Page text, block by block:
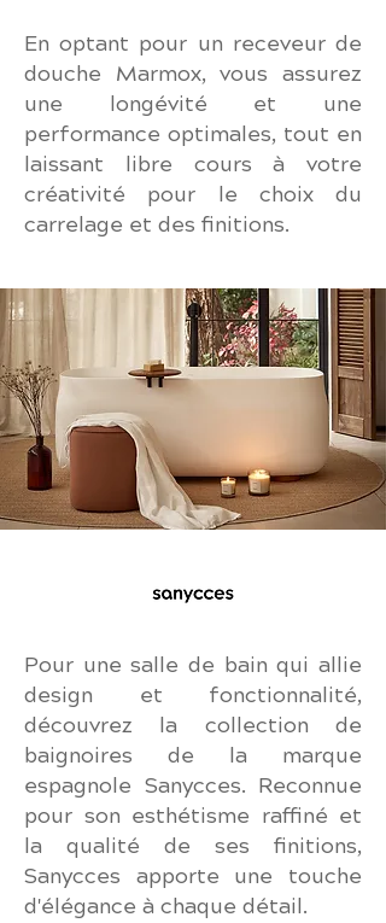
En optant pour un receveur de
douche Marmox, vous assurez
une longévité et une
performance optimales, tout en
laissant libre cours à votre
créativité pour le choix du
carrelage et des finitions.
Pour une salle de bain qui allie
design et fonctionnalité,
découvrez la collection de
baignoires de la marque
espagnole Sanycces. Reconnue
pour son esthétisme raffiné et
la qualité de ses finitions,
Sanycces apporte une touche
d'élégance à chaque détail.